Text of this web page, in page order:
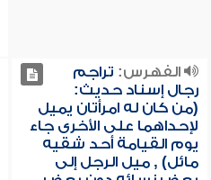
الفهرس: تراجم
رجال إسناد حديث:
(من كان له امرأتان يميل
لإحداهما على الأخرى جاء
يوم القيامة أحد شقيه
مائل) , ميل الرجل إلى